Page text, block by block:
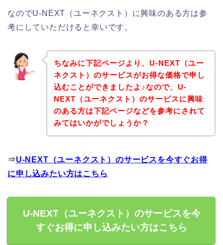
なのでU-NEXT（ユーネクスト）に興味のある方は参
考にしていただけると幸いです。
ちなみに下記ページより、U-NEXT（ユー
ネクスト）のサービスがお得な価格で申し
込むことができましたよ♪なので、U-
NEXT（ユーネクスト）のサービスに興味
のある方は下記ページなどを参考にされて
みてはいかがでしょうか？
⇒U-NEXT（ユーネクスト）のサービスを今すぐお得
に申し込みたい方はこちら
U-NEXT（ユーネクスト）のサービスを今
すぐお得に申し込みたい方はこちら